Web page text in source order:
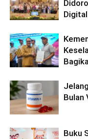
Digital
Bulan
Buku